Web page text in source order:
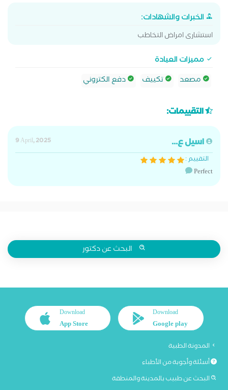
الخبرات والشهادات:
استشارى امراض التخاطب
مميزات العيادة
مصعد
تكييف دفع الكتروني
التقييمات:
اسيل ع...
9 April, 2025
التقييم :
Perfect
البحث عن دكتور
Download
Google play
Download
App Store
المدونة الطبية
أسئلة وأجوبة من الأطباء
البحث عن طبيب بالمدينة والمنطقة